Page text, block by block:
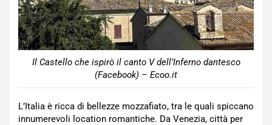
Il Castello che ispirò il canto V dell’Inferno dantesco
(Facebook) – Ecoo.it
L’Italia è ricca di bellezze mozzafiato, tra le quali spiccano
innumerevoli location romantiche. Da Venezia, città per